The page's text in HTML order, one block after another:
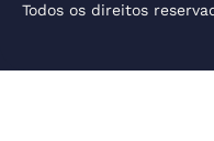
Todos os direitos